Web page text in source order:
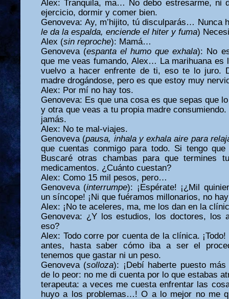
Alex: Tranquila, ma… No debo estresarme, ni
ejercicio, dormir y comer bien.
Genoveva: Ay, m’hijito, tú disculparás… Nunca
le da la espalda, enciende el hiter y fuma)
Alex (sin reproche): Mamá…
Genoveva (espanta el humo que exhala): No
que me veas fumando, Alex… La marihuana es
vuelvo a hacer enfrente de ti, eso te lo juro.
madre drogándose, pero es que estoy muy
Alex: Por mí no hay tos.
Genoveva: Es que una cosa es que sepas que
y otra que veas a tu propia madre
jamás.
Alex: No te mal-viajes.
Genoveva (pausa, inhala y exhala aire para
que cuentas conmigo para todo. Si tengo
Buscaré otras chambas para que termines
medicamentos. ¿Cuánto cuestan?
Alex: Como 15 mil pesos, pero…
Genoveva (interrumpe): ¡Espérate! ¡¿Mil
un síncope! ¡Ni que fuéramos millonarios, no
Alex: ¡No te aceleres, ma, me los dan en la
Genoveva: ¿Y los estudios, los doctores, los
eso?
Alex: Todo corre por cuenta de la clínica.
antes, hasta saber cómo iba a ser el
tenemos que gastar ni un peso.
Genoveva (solloza): ¡Debí haberte puesto
de lo peor: no me di cuenta por lo que estabas
terapeuta: a veces me cuesta enfrentar las
huyo a los problemas…! O a lo mejor no me